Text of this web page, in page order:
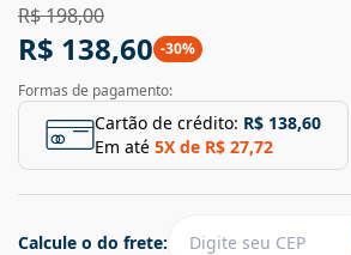
R$ 198,00
R$ 138,60 -30%
Formas de pagamento:
Cartão de crédito: R$ 138,60
Em até 5X de R$ 27,72
Calcule o do frete: